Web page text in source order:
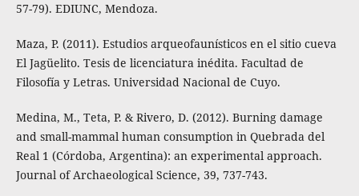
57-79). EDIUNC, Mendoza.
Maza, P. (2011). Estudios arqueofaunísticos en el sitio cueva
El Jagüelito. Tesis de licenciatura inédita. Facultad de
Filosofía y Letras. Universidad Nacional de Cuyo.
Medina, M., Teta, P. & Rivero, D. (2012). Burning damage
and small-mammal human consumption in Quebrada del
Real 1 (Córdoba, Argentina): an experimental approach.
Journal of Archaeological Science, 39, 737-743.